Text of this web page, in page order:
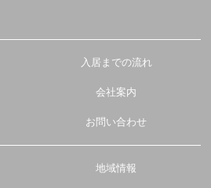
入居までの流れ
会社案内
お問い合わせ
地域情報